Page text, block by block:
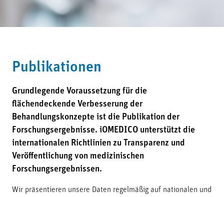
Publikationen
Grundlegende Voraussetzung für die
flächendeckende Verbesserung der
Behandlungskonzepte ist die Publikation der
Forschungsergebnisse. iOMEDICO unterstützt die
internationalen Richtlinien zu Transparenz und
Veröffentlichung von medizinischen
Forschungsergebnissen.
Wir präsentieren unsere Daten regelmäßig auf nationalen und